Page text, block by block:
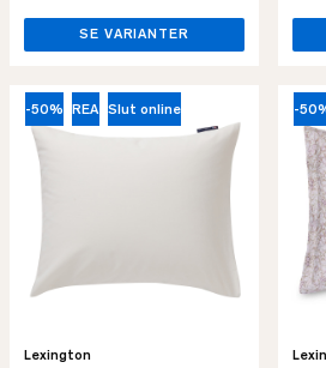
SE VARIANTER
-50% REA Slut online
Lexington
-